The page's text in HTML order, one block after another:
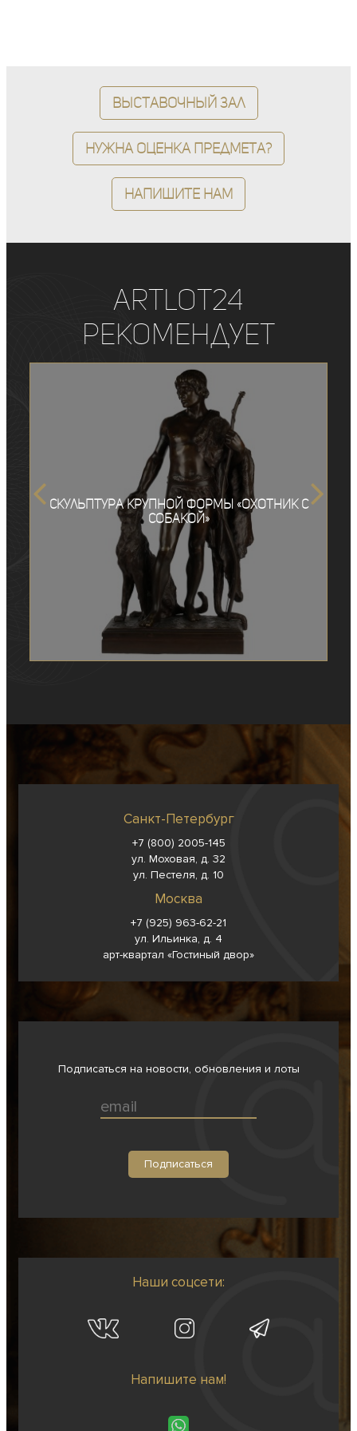
Выставочный зал
Нужна оценка предмета?
Напишите нам
ArtLot24
рекомендует
Скульптура крупной формы «Охотник с
собакой»
Санкт-Петербург
+7 (800) 2005-145
ул. Моховая, д. 32
ул. Пестеля, д. 10
Москва
+7 (925) 963-62-21
ул. Ильинка, д. 4
арт-квартал «Гостиный двор»
Подписаться на новости, обновления и лоты
Наши соцсети:
Напишите нам!